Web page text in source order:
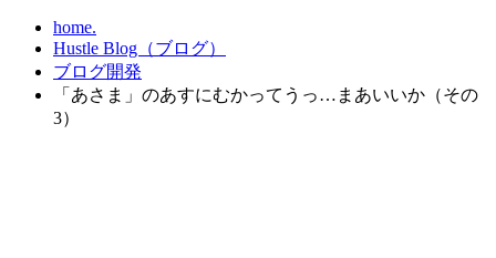
home.
Hustle Blog（ブログ）
ブログ開発
「あさま」のあすにむかってうっ…まあいいか（その
3）